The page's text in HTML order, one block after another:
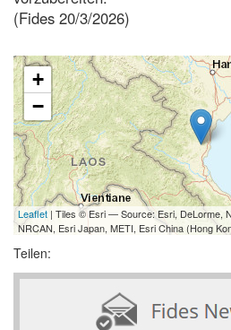
(Fides 20/3/2026)
+
−
Leaflet | Tiles © Esri — Source: Esri, DeLorme,
NRCAN, Esri Japan, METI, Esri China (Hong
Teilen: